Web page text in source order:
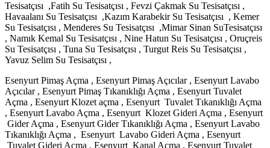
Tesisatçısı ,Fatih Su Tesisatçısı , Fevzi Çakmak Su Tesisatçısı ,
Havaalanı Su Tesisatçısı ,Kazım Karabekir Su Tesisatçısı , Kemer
Su Tesisatçısı , Menderes Su Tesisatçısı ,Mimar Sinan SuTesisatçısı
, Namık Kemal Su Tesisatçısı , Nine Hatun Su Tesisatçısı , Oruçreis
Su Tesisatçısı , Tuna Su Tesisatçısı , Turgut Reis Su Tesisatçısı ,
Yavuz Selim Su Tesisatçısı ,
Esenyurt Pimaş Açma , Esenyurt Pimaş Açıcılar , Esenyurt Lavabo
Açıcılar , Esenyurt Pimaş Tıkanıklığı Açma , Esenyurt Tuvalet
Açma , Esenyurt Klozet açma , Esenyurt Tuvalet Tıkanıklığı Açma
, Esenyurt Lavabo Açma , Esenyurt Klozet Gideri Açma , Esenyurt
Gider Açma , Esenyurt Gider Tıkanıklığı Açma , Esenyurt Lavabo
Tıkanıklığı Açma , Esenyurt Lavabo Gideri Açma , Esenyurt
Tuvalet Gideri Açma , Esenyurt Kanal Açma , Esenyurt Tuvalet